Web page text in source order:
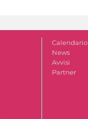
Calendario
News
Avvisi
Partner